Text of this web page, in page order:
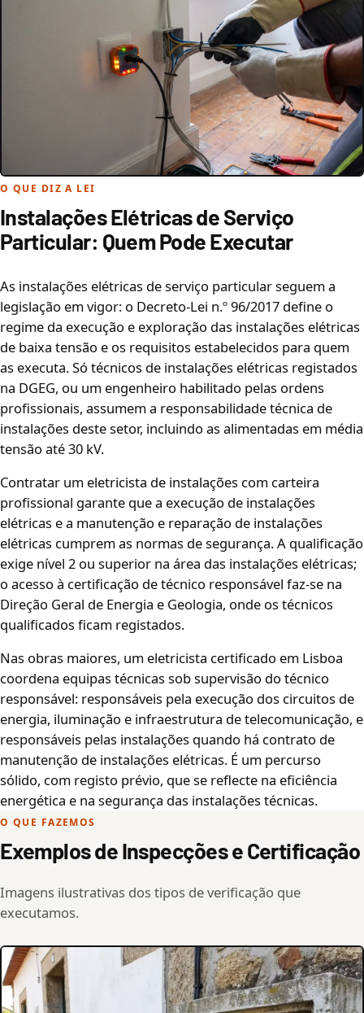
O QUE DIZ A LEI
Instalações Elétricas de Serviço
Particular: Quem Pode Executar
As instalações elétricas de serviço particular seguem a
legislação em vigor: o Decreto-Lei n.º 96/2017 define o
regime da execução e exploração das instalações elétricas
de baixa tensão e os requisitos estabelecidos para quem
as executa. Só técnicos de instalações elétricas registados
na DGEG, ou um engenheiro habilitado pelas ordens
profissionais, assumem a responsabilidade técnica de
instalações deste setor, incluindo as alimentadas em média
tensão até 30 kV.
Contratar um eletricista de instalações com carteira
profissional garante que a execução de instalações
elétricas e a manutenção e reparação de instalações
elétricas cumprem as normas de segurança. A qualificação
exige nível 2 ou superior na área das instalações elétricas;
o acesso à certificação de técnico responsável faz-se na
Direção Geral de Energia e Geologia, onde os técnicos
qualificados ficam registados.
Nas obras maiores, um eletricista certificado em Lisboa
coordena equipas técnicas sob supervisão do técnico
responsável: responsáveis pela execução dos circuitos de
energia, iluminação e infraestrutura de telecomunicação, e
responsáveis pelas instalações quando há contrato de
manutenção de instalações elétricas. É um percurso
sólido, com registo prévio, que se reflecte na eficiência
energética e na segurança das instalações técnicas.
O QUE FAZEMOS
Exemplos de Inspecções e Certificação
Imagens ilustrativas dos tipos de verificação que
executamos.